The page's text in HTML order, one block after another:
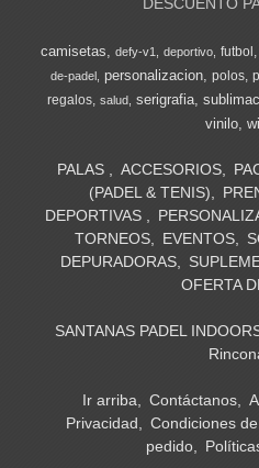
camisetas defy-v1 deportivo futbol
de-padel
personalizacion polos
regalos
salud serigrafia
vinilo
PALAS ACCESORIOS
(PADEL & TENIS)
DEPORTIVAS
TORNEOS
EVENTOS
DEPURADORAS
OFERTA
SANTANAS PADEL
Ir arriba Contáctanos
Privacidad
Condiciones
pedido